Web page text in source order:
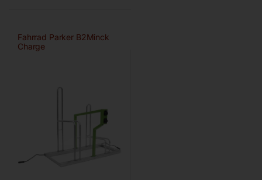
Fahrrad Parker B2Minck
Charge